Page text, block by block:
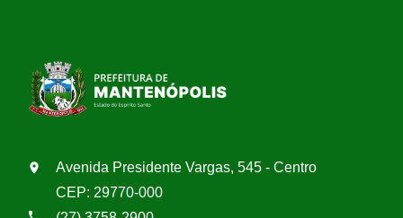
Avenida Presidente Vargas, 545 - Centro
CEP: 29770-000